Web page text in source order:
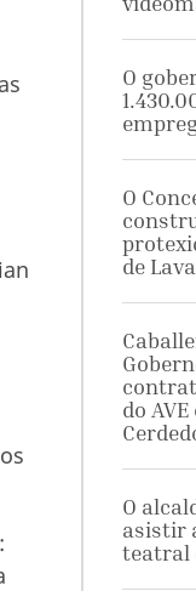
O
O
de
do
O
asistir
teatral